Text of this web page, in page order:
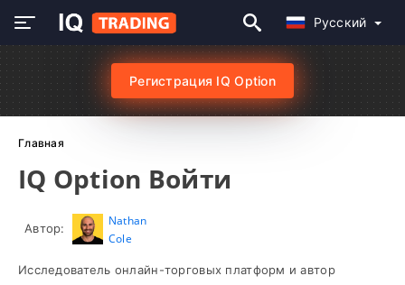
Русский
Регистрация IQ Option
Главная
IQ Option Войти
Автор:
Nathan
Cole
Исследователь онлайн-торговых платформ и автор